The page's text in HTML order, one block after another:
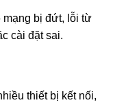
mạng bị đứt, lỗi từ
cài đặt sai.
thiết bị kết nối,